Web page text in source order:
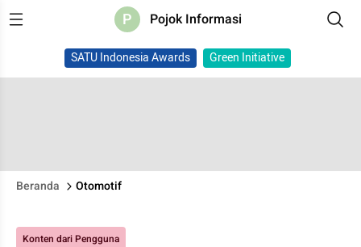
P Pojok Informasi
SATU Indonesia Awards Green Initiative
Beranda Otomotif
Konten dari Pengguna